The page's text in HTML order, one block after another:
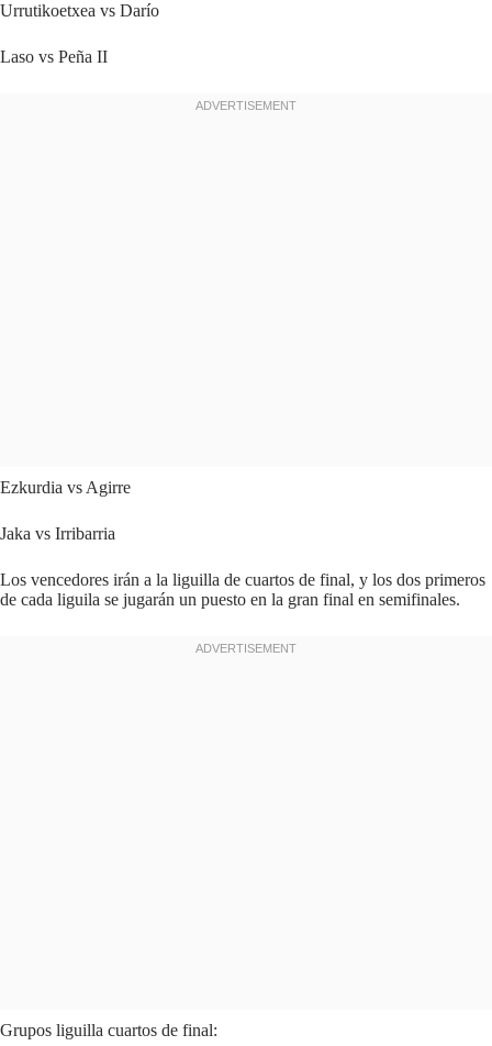
Urrutikoetxea vs Darío
Laso vs Peña II
Ezkurdia vs Agirre
Jaka vs Irribarria
Los vencedores irán a la liguilla de cuartos de final, y los dos primeros
de cada liguila se jugarán un puesto en la gran final en semifinales.
Grupos liguilla cuartos de final: